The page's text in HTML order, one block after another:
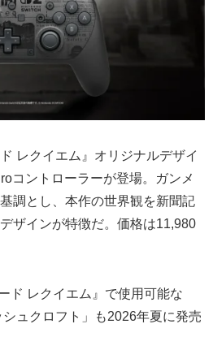
レクイエム』オリジナルデザイ
コントローラーが登場。ガンメ
調とし、本作の世界観を新聞記
ザインが特徴だ。価格は11,980
ド レクイエム』で使用可能な
シュクロフト」も2026年夏に発売